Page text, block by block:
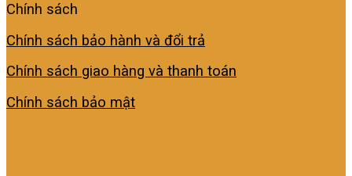
Chính sách
Chính sách bảo hành và đổi trả
Chính sách giao hàng và thanh toán
Chính sách bảo mật